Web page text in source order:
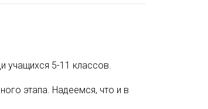
учащихся 5-11 классов.
этапа. Надеемся, что и в